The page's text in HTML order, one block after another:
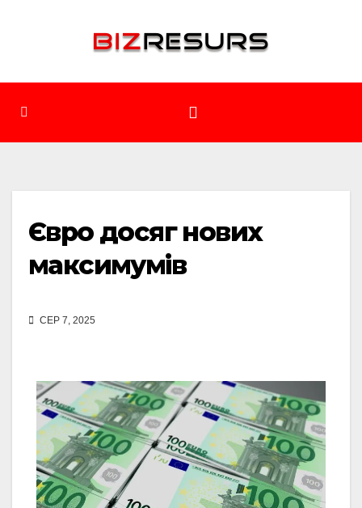
Євро досяг нових
максимумів
СЕР 7, 2025